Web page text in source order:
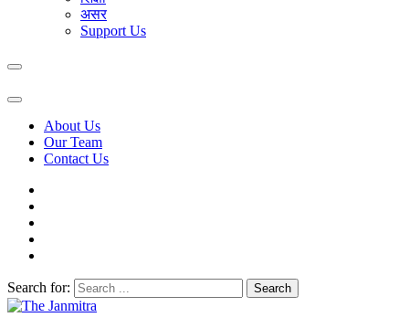
असर
Support Us
About Us
Our Team
Contact Us
Search for: